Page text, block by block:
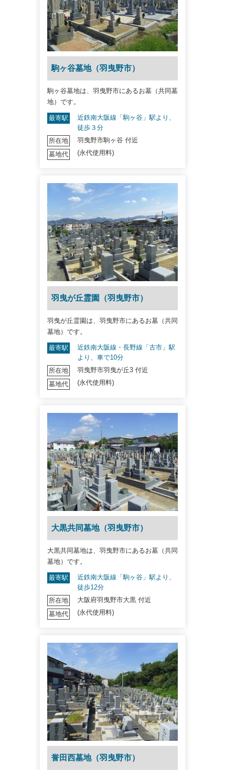
駒ヶ谷墓地（羽曳野市）
駒ヶ谷墓地は、羽曳野市にあるお墓（共同墓
地）です。
最寄駅
近鉄南大阪線「駒ヶ谷」駅より、
徒歩３分
所在地
羽曳野市駒ヶ谷 付近
墓地代
(永代使用料)
羽曳が丘霊園（羽曳野市）
羽曳が丘霊園は、羽曳野市にあるお墓（共同
墓地）です。
最寄駅
近鉄南大阪線・長野線「古市」駅
より、車で10分
所在地
羽曳野市羽曳が丘3 付近
墓地代
(永代使用料)
大黒共同墓地（羽曳野市）
大黒共同墓地は、羽曳野市にあるお墓（共同
墓地）です。
最寄駅
近鉄南大阪線「駒ヶ谷」駅より、
徒歩12分
所在地
大阪府羽曳野市大黒 付近
墓地代
(永代使用料)
誉田西墓地（羽曳野市）